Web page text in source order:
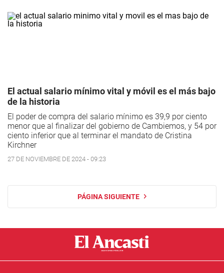
El actual salario mínimo vital y móvil es el más bajo
de la historia
El poder de compra del salario mínimo es 39,9 por ciento
menor que al finalizar del gobierno de Cambiemos, y 54 por
ciento inferior que al terminar el mandato de Cristina
Kirchner
27 DE NOVIEMBRE DE 2024 - 09:23
PÁGINA SIGUIENTE